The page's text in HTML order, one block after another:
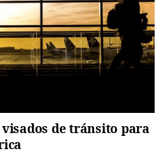
de tránsito para